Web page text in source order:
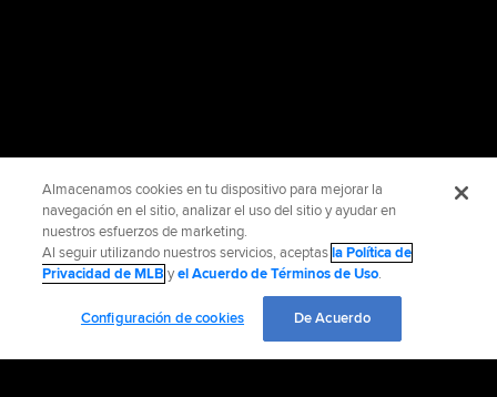
Almacenamos cookies en tu dispositivo para mejorar la
navegación en el sitio, analizar el uso del sitio y ayudar en
nuestros esfuerzos de marketing.
Al seguir utilizando nuestros servicios, aceptasla Política de
Privacidad de MLB yel Acuerdo de Términos de Uso.
Configuración de cookies De Acuerdo